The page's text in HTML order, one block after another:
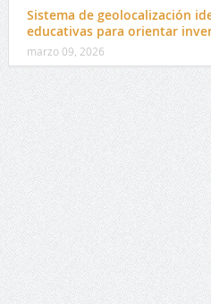
Sistema de geolocalización
educativas para orientar
marzo 09, 2026